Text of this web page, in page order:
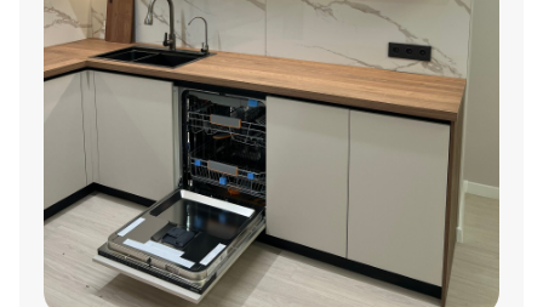
учтён в планировке кухни.
Материалы проекта
В корпусе используются ЛДСП Увадрев Белый
Экспо и Кроношпан K090 PW Дуб Экспресив
Бронзовый. Материалы подобраны так, чтобы
сохранить баланс между светлой кухней и тёплым
древесным акцентом.
Фасады выполнены в декорах Кроношпан K090 PW
Дуб Экспресив Бронзовый и K8685 BSPD Белый